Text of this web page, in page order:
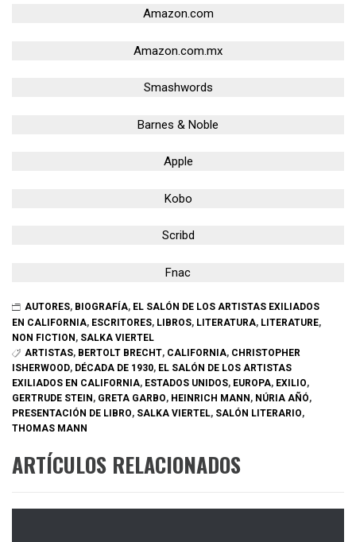
Amazon.com
Amazon.com.mx
Smashwords
Barnes & Noble
Apple
Kobo
Scribd
Fnac
AUTORES, BIOGRAFÍA, EL SALÓN DE LOS ARTISTAS EXILIADOS
EN CALIFORNIA, ESCRITORES, LIBROS, LITERATURA, LITERATURE,
NON FICTION, SALKA VIERTEL
ARTISTAS, BERTOLT BRECHT, CALIFORNIA, CHRISTOPHER
ISHERWOOD, DÉCADA DE 1930, EL SALÓN DE LOS ARTISTAS
EXILIADOS EN CALIFORNIA, ESTADOS UNIDOS, EUROPA, EXILIO,
GERTRUDE STEIN, GRETA GARBO, HEINRICH MANN, NÚRIA AÑÓ,
PRESENTACIÓN DE LIBRO, SALKA VIERTEL, SALÓN LITERARIO,
THOMAS MANN
ARTÍCULOS RELACIONADOS